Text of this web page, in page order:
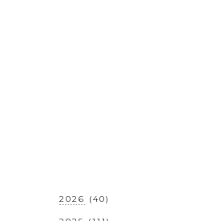
2026 (40)